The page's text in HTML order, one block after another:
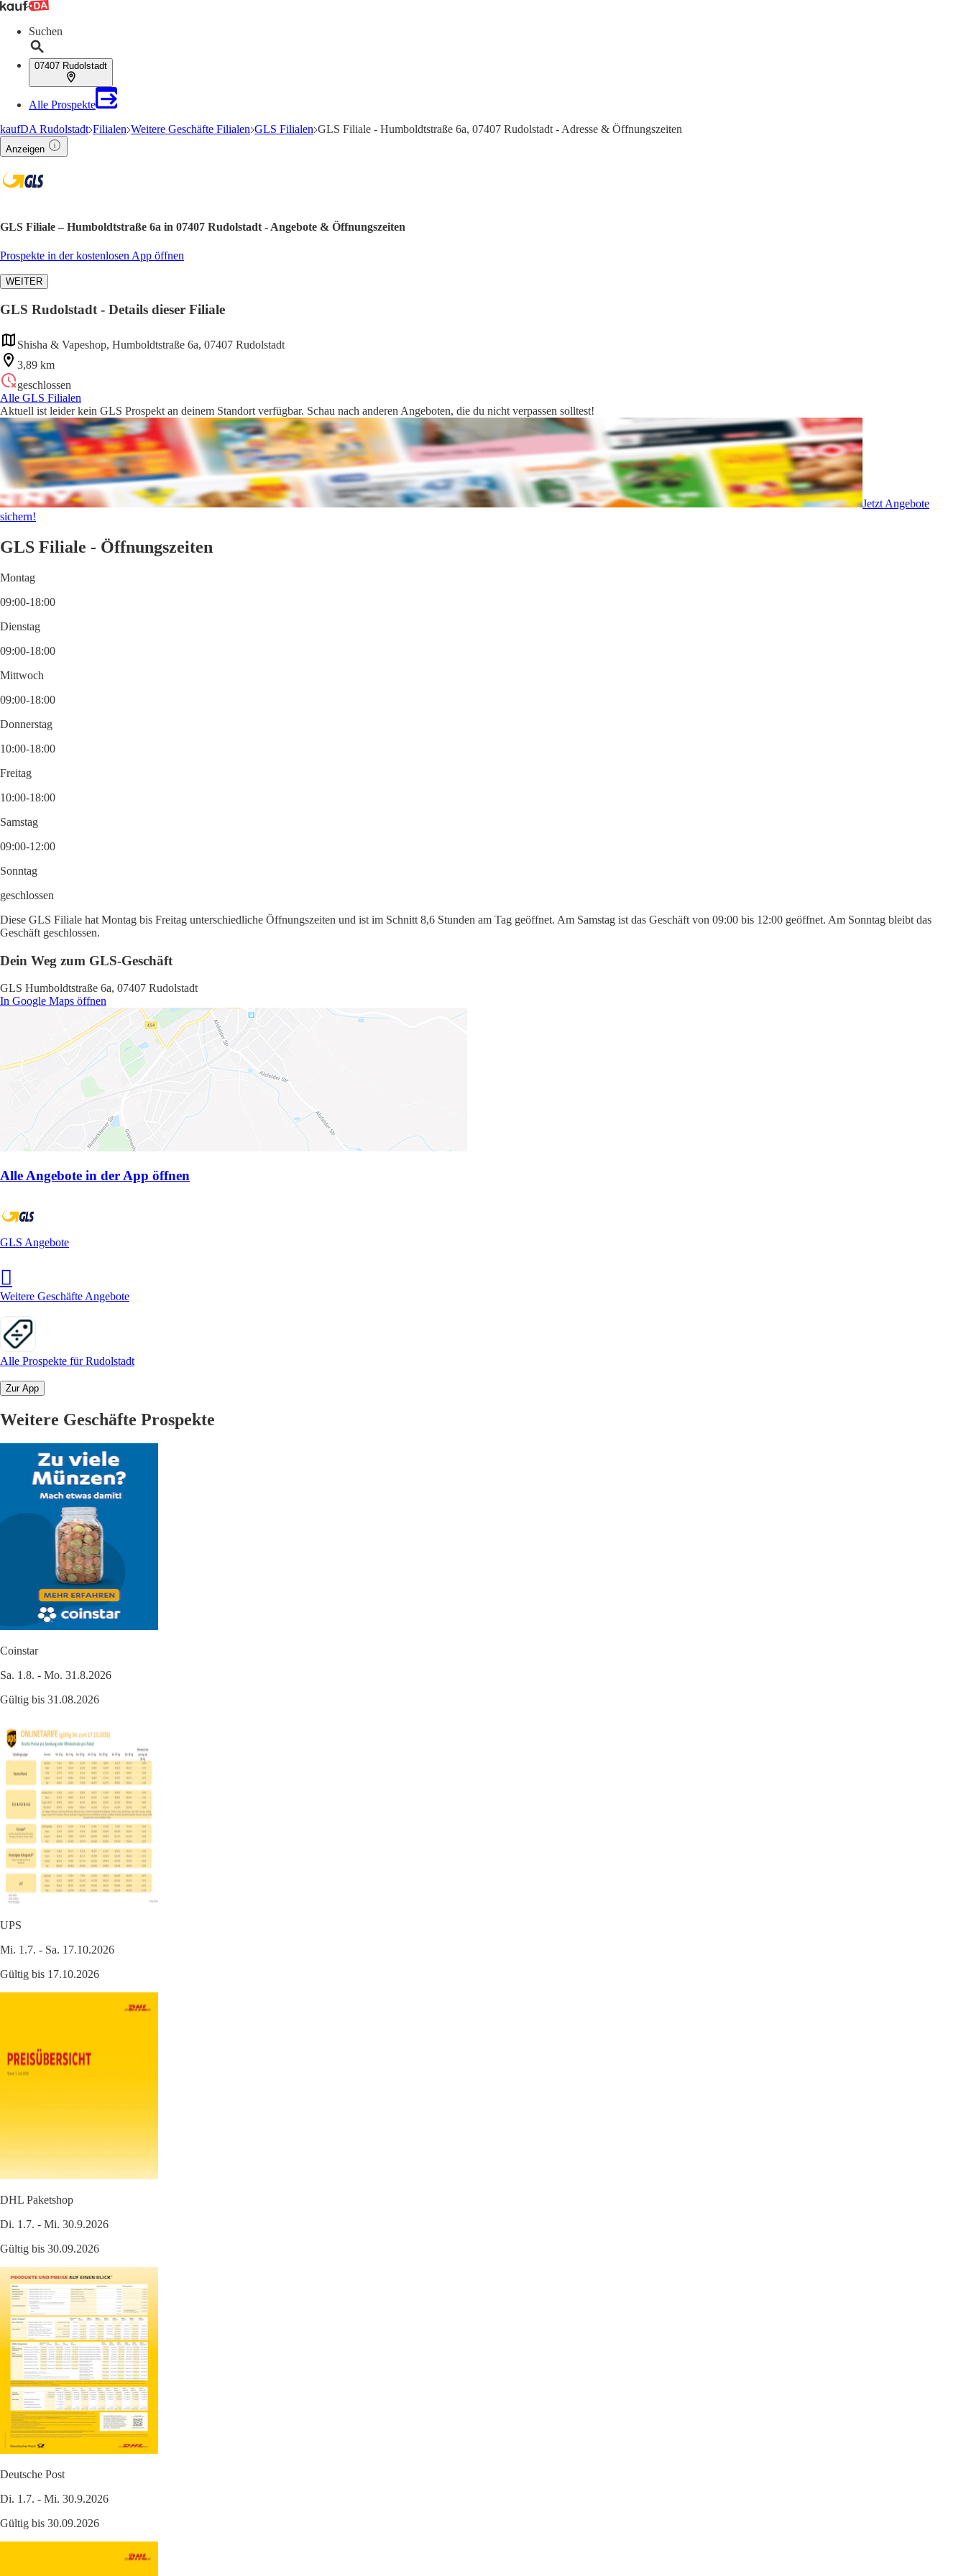
Suchen
07407 Rudolstadt
Alle Prospekte
kaufDA Rudolstadt Filialen Weitere Geschäfte Filialen GLS Filialen GLS Filiale - Humboldtstraße 6a, 07407 Rudolstadt - Adresse & Öffnungszeiten
Anzeigen
GLS Filiale – Humboldtstraße 6a in 07407 Rudolstadt - Angebote & Öffnungszeiten
Prospekte in der kostenlosen App öffnen
WEITER
GLS Rudolstadt - Details dieser Filiale
Shisha & Vapeshop, Humboldtstraße 6a, 07407 Rudolstadt
3,89 km
geschlossen
Alle GLS Filialen
Aktuell ist leider kein GLS Prospekt an deinem Standort verfügbar. Schau nach anderen Angeboten, die du nicht verpassen solltest!
Jetzt Angebote
sichern!
GLS Filiale - Öffnungszeiten
Montag
09:00-18:00
Dienstag
09:00-18:00
Mittwoch
09:00-18:00
Donnerstag
10:00-18:00
Freitag
10:00-18:00
Samstag
09:00-12:00
Sonntag
geschlossen
Diese GLS Filiale hat Montag bis Freitag unterschiedliche Öffnungszeiten und ist im Schnitt 8,6 Stunden am Tag geöffnet. Am Samstag ist das Geschäft von 09:00 bis 12:00 geöffnet. Am Sonntag bleibt das
Geschäft geschlossen.
Dein Weg zum GLS-Geschäft
GLS Humboldtstraße 6a, 07407 Rudolstadt
In Google Maps öffnen
Alle Angebote in der App öffnen
GLS Angebote
Weitere Geschäfte Angebote
Alle Prospekte für Rudolstadt
Zur App
Weitere Geschäfte Prospekte
Coinstar
Sa. 1.8. - Mo. 31.8.2026
Gültig bis 31.08.2026
UPS
Mi. 1.7. - Sa. 17.10.2026
Gültig bis 17.10.2026
DHL Paketshop
Di. 1.7. - Mi. 30.9.2026
Gültig bis 30.09.2026
Deutsche Post
Di. 1.7. - Mi. 30.9.2026
Gültig bis 30.09.2026